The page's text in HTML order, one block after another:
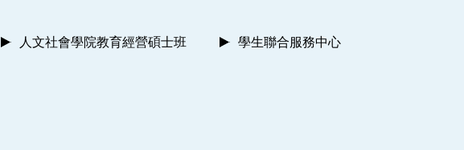
人文社會學院教育經營碩士班
學生聯合服務中心